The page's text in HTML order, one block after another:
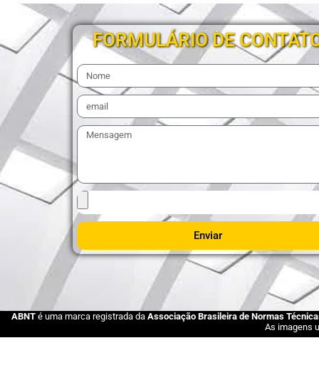
FORMULÁRIO DE
Enviar
ABNTé uma marca registrada da Associação Brasileira de Normas
As imagens